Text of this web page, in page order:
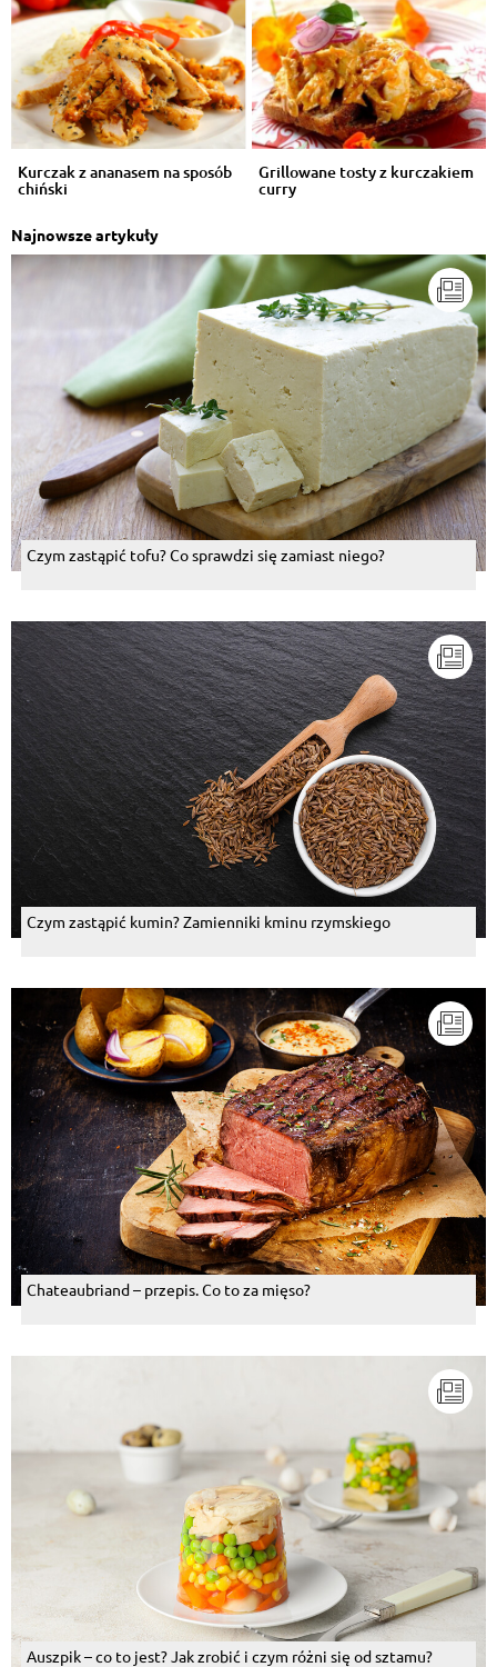
Kurczak z ananasem na sposób
chiński
Grillowane tosty z kurczakiem
curry
Najnowsze artykuły
Czym zastąpić tofu? Co sprawdzi się zamiast niego?
Czym zastąpić kumin? Zamienniki kminu rzymskiego
Chateaubriand – przepis. Co to za mięso?
Auszpik – co to jest? Jak zrobić i czym różni się od sztamu?